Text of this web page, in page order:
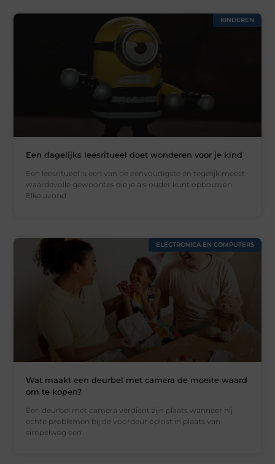
KINDEREN
Een dagelijks leesritueel doet wonderen voor je kind
Een leesritueel is een van de eenvoudigste en tegelijk meest
waardevolle gewoontes die je als ouder kunt opbouwen.
Elke avond
ELECTRONICA EN COMPUTERS
Wat maakt een deurbel met camera de moeite waard
om te kopen?
Een deurbel met camera verdient zijn plaats wanneer hij
echte problemen bij de voordeur oplost in plaats van
simpelweg een